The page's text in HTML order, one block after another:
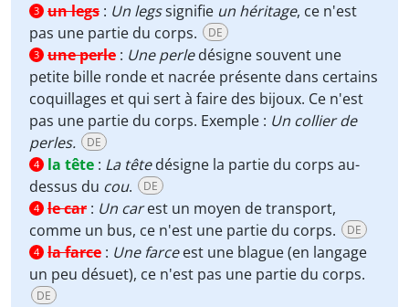
3 un legs : Un legssignifie un héritage, ce n'est
pas une partie du corps.
DE
3 une perle : Une perledésigne souvent une
petite bille ronde et nacrée présente dans certains
coquillages et qui sert à faire des bijoux. Ce n'est
pas une partie du corps. Exemple : Un collier de
perles.
DE
4 la tête : La têtedésigne la partie du corps au-
dessus du cou. DE
4 le car : Un carest un moyen de transport,
comme un bus, ce n'est une partie du corps.
DE
4 la farce : Une farceest une blague (en langage
un peu désuet), ce n'est pas une partie du corps.
DE